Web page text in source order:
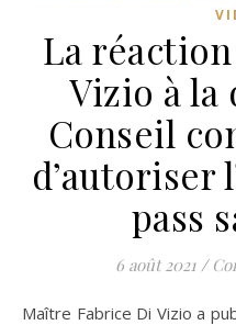
La
Vizio à la
Conseil
d’autoriser
pass
6 août 2021 /
Maître Fabrice Di Vizio a publié une vidéo de 1 mn 45 s sur